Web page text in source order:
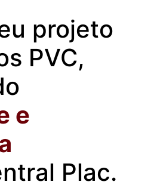
projeto
PVC,
e
Plac.